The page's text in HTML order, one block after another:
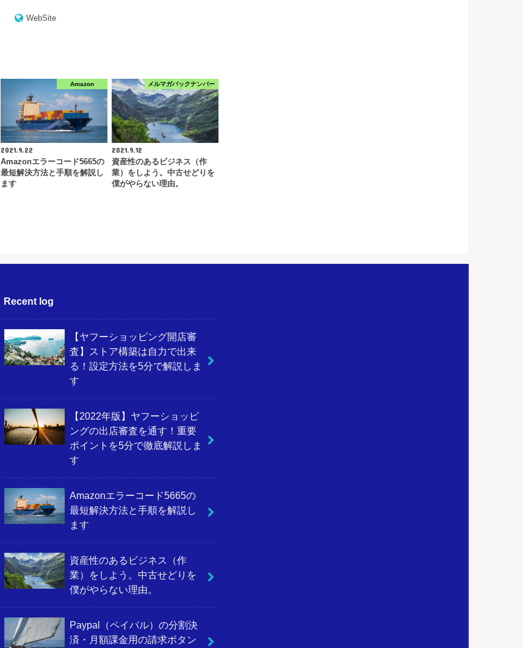
WebSite
Amazon
2021.9.22
Amazonエラーコード5665の
最短解決方法と手順を解説し
ます
メルマガバックナンバー
2021.9.12
資産性のあるビジネス（作
業）をしよう。中古せどりを
僕がやらない理由。
Recent log
【ヤフーショッピング開店審
査】ストア構築は自力で出来
る！設定方法を5分で解説しま
す
【2022年版】ヤフーショッピ
ングの出店審査を通す！重要
ポイントを5分で徹底解説しま
す
Amazonエラーコード5665の
最短解決方法と手順を解説し
ます
資産性のあるビジネス（作
業）をしよう。中古せどりを
僕がやらない理由。
Paypal（ペイパル）の分割決
済・月額課金用の請求ボタン